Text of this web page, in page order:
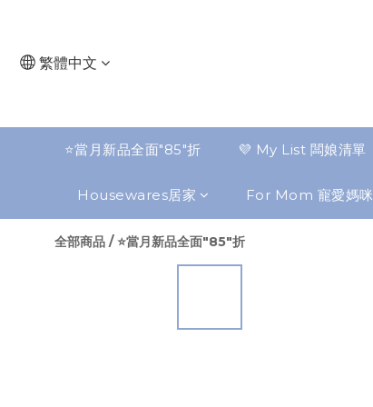
繁體中文
⭐️當月新品全面"85"折 💜 My List 闆娘清單
Housewares居家 For Mom 寵愛媽咪
全部商品 /⭐️當月新品全面"85"折